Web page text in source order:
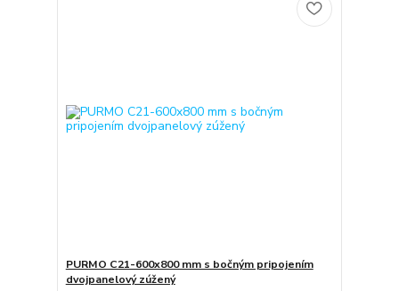
PURMO C21-600x800 mm s bočným pripojením
dvojpanelový zúžený